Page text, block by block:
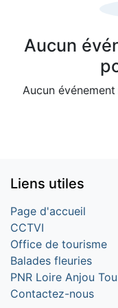
Aucun
Aucun
Liens utiles
Page d'accueil
CCTVI
Office de tourisme
Balades fleuries
PNR Loire Anjou
Contactez-nous